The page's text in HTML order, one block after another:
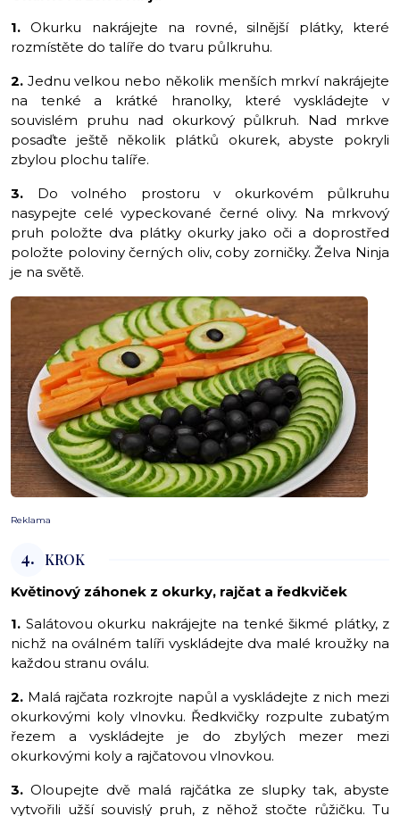
1.Okurku nakrájejte na rovné, silnější plátky, které
rozmístěte do talíře do tvaru půlkruhu.
2. Jednu velkou nebo několik menších mrkví nakrájejte
na tenké a krátké hranolky, které vyskládejte v
souvislém pruhu nad okurkový půlkruh. Nad mrkve
posaďte ještě několik plátků okurek, abyste pokryli
zbylou plochu talíře.
3. Do volného prostoru v okurkovém půlkruhu
nasypejte celé vypeckované černé olivy. Na mrkvový
pruh položte dva plátky okurky jako oči a doprostřed
položte poloviny černých oliv, coby zorničky. Želva Ninja
je na světě.
Reklama
4. KROK
Květinový záhonek z okurky, rajčat a ředkviček
1. Salátovou okurku nakrájejte na tenké šikmé plátky, z
nichž na oválném talíři vyskládejte dva malé kroužky na
každou stranu oválu.
2. Malá rajčata rozkrojte napůl a vyskládejte z nich mezi
okurkovými koly vlnovku. Ředkvičky rozpulte zubatým
řezem a vyskládejte je do zbylých mezer mezi
okurkovými koly a rajčatovou vlnovkou.
3.Oloupejte dvě malá rajčátka ze slupky tak, abyste
vytvořili užší souvislý pruh, z něhož stočte růžičku. Tu